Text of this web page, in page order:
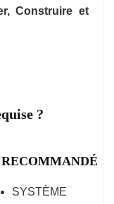
Construire et
?
RECOMMANDÉ
SYSTÈME